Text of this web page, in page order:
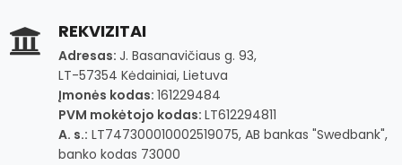
REKVIZITAI
Adresas: J. Basanavičiaus g. 93,
LT-57354 Kėdainiai, Lietuva
Įmonės kodas: 161229484
PVM mokėtojo kodas: LT612294811
A. s.: LT747300010002519075, AB bankas "Swedbank",
banko kodas 73000